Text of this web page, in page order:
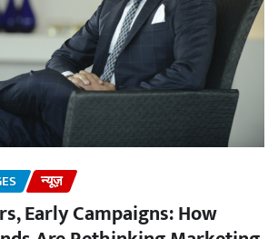
न्यूज़
Early Campaigns: How